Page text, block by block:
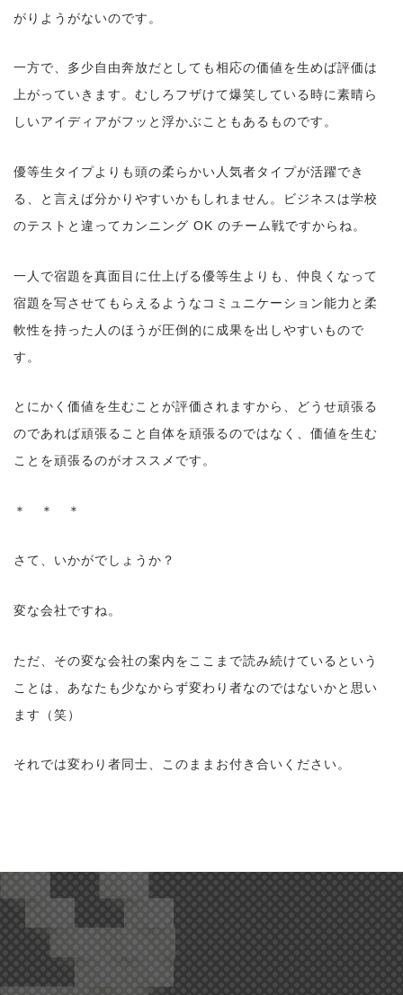
がりようがないのです。
一方で、多少自由奔放だとしても相応の価値を生めば評価は
上がっていきます。むしろフザけて爆笑している時に素晴ら
しいアイディアがフッと浮かぶこともあるものです。
優等生タイプよりも頭の柔らかい人気者タイプが活躍でき
る、と言えば分かりやすいかもしれません。ビジネスは学校
のテストと違ってカンニング OK のチーム戦ですからね。
一人で宿題を真面目に仕上げる優等生よりも、仲良くなって
宿題を写させてもらえるようなコミュニケーション能力と柔
軟性を持った人のほうが圧倒的に成果を出しやすいもので
す。
とにかく価値を生むことが評価されますから、どうせ頑張る
のであれば頑張ること自体を頑張るのではなく、価値を生む
ことを頑張るのがオススメです。
＊ ＊ ＊
さて、いかがでしょうか？
変な会社ですね。
ただ、その変な会社の案内をここまで読み続けているという
ことは、あなたも少なからず変わり者なのではないかと思い
ます（笑）
それでは変わり者同士、このままお付き合いください。